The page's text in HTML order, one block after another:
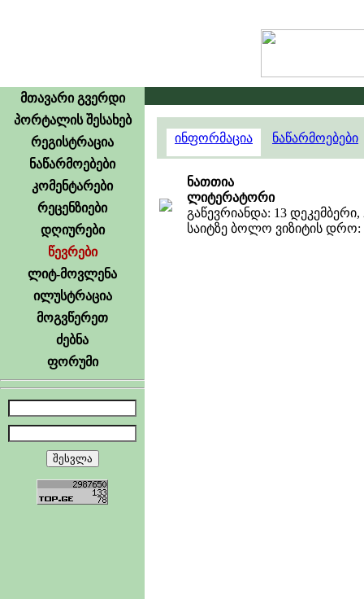
მთავარი გვერდი
პორტალის შესახებ
რეგისტრაცია
ნაწარმოებები
კომენტარები
რეცენზიები
დღიურები
წევრები
ლიტ-მოვლენა
ილუსტრაცია
მოგვწერეთ
ძებნა
ფორუმი
ინფორმაცია ნაწარმოებები
ნათთია
ლიტერატორი
გაწევრიანდა: 13 დეკემბერი,
საიტზე ბოლო ვიზიტის დრო: